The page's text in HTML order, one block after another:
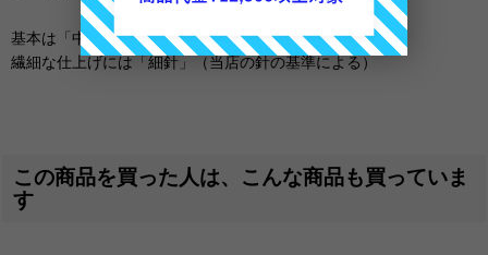
基本は「中針」
繊細な仕上げには「細針」（当店の針の基準による）
この商品を買った人は、こんな商品も買っていま
す